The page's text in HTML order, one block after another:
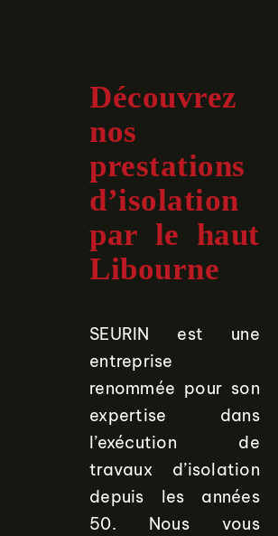
Découvrez
nos
prestations
d’isolation
par le haut
Libourne
SEURIN est une
entreprise
renommée pour son
expertise dans
l’exécution de
travaux d’isolation
depuis les années
50. Nous vous